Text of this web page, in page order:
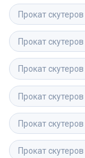
Прокат скутеров
Прокат скутеров
Прокат скутеров
Прокат скутеров
Прокат скутеров
Прокат скутеров